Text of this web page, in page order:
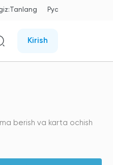
Tanlang Рус
Kirish
berish va karta ochish